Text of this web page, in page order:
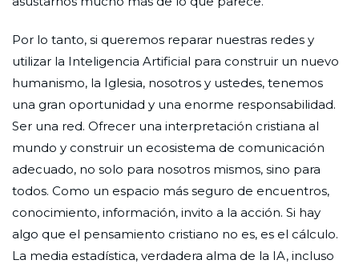
Por lo tanto, si queremos reparar nuestras redes y
utilizar la Inteligencia Artificial para construir un nuevo
humanismo, la Iglesia, nosotros y ustedes, tenemos
una gran oportunidad y una enorme responsabilidad.
Ser una red. Ofrecer una interpretación cristiana al
mundo y construir un ecosistema de comunicación
adecuado, no solo para nosotros mismos, sino para
todos. Como un espacio más seguro de encuentros,
conocimiento, información, invito a la acción. Si hay
algo que el pensamiento cristiano no es, es el cálculo.
La media estadística, verdadera alma de la IA, incluso